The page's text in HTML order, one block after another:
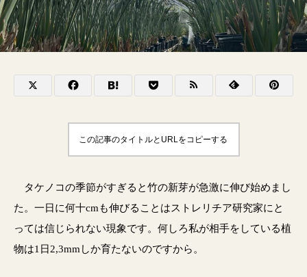
この記事のタイトルとURLをコピーする
タケノコの季節がすぎると竹の新芽が急激に伸び始めまし
た。一日に何十cmも伸びることはストレリチア研究家にと
っては信じられない現象です。何しろ私が相手をしている植
物は1日2,3mmしか育たないのですから。